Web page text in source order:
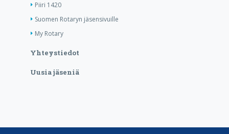
Piiri 1420
Suomen Rotaryn jäsensivuille
My Rotary
Yhteystiedot
Uusia jäseniä